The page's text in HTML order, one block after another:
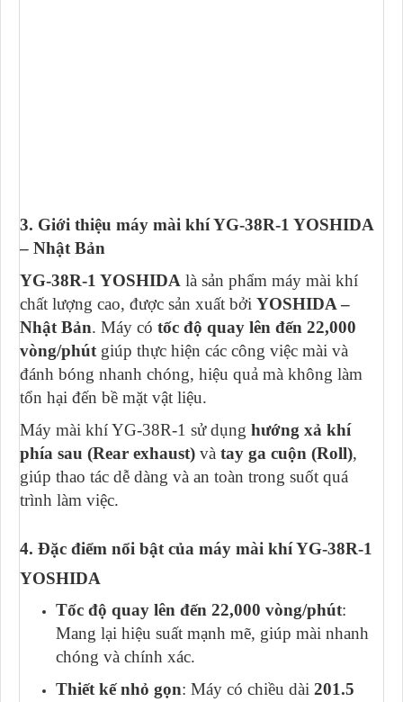
3. Giới thiệu máy mài khí YG-38R-1 YOSHIDA
– Nhật Bản
YG-38R-1 YOSHIDA là sản phẩm máy mài khí
chất lượng cao, được sản xuất bởi YOSHIDA –
Nhật Bản. Máy có tốc độ quay lên đến 22,000
vòng/phút giúp thực hiện các công việc mài và
đánh bóng nhanh chóng, hiệu quả mà không làm
tổn hại đến bề mặt vật liệu.
Máy mài khí YG-38R-1 sử dụng hướng xả khí
phía sau (Rear exhaust) và tay ga cuộn (Roll),
giúp thao tác dễ dàng và an toàn trong suốt quá
trình làm việc.
4. Đặc điểm nổi bật của máy mài khí YG-38R-1
YOSHIDA
Tốc độ quay lên đến 22,000 vòng/phút:
Mang lại hiệu suất mạnh mẽ, giúp mài nhanh
chóng và chính xác.
Thiết kế nhỏ gọn: Máy có chiều dài 201.5